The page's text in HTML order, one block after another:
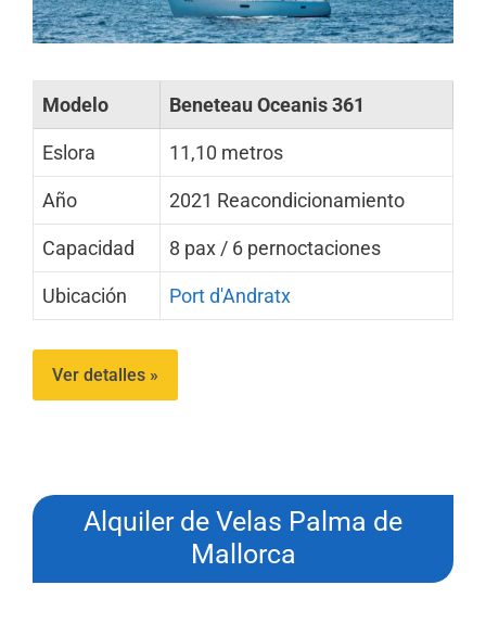
Modelo Beneteau Oceanis 361
Eslora 11,10 metros
Año 2021 Reacondicionamiento
Capacidad 8 pax / 6 pernoctaciones
Ubicación Port d'Andratx
Ver detalles »
Alquiler de Velas Palma de
Mallorca